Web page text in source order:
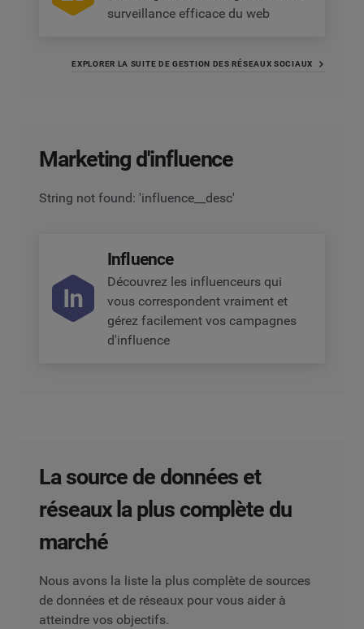
surveillance efficace du web
EXPLORER LA SUITE DE GESTION DES RÉSEAUX SOCIAUX
Marketing d'influence
String not found: 'influence__desc'
Influence
Découvrez les influenceurs qui
vous correspondent vraiment et
gérez facilement vos campagnes
d'influence
La source de données et
réseaux la plus complète du
marché
Nous avons la liste la plus complète de sources
de données et de réseaux pour vous aider à
atteindre vos objectifs.